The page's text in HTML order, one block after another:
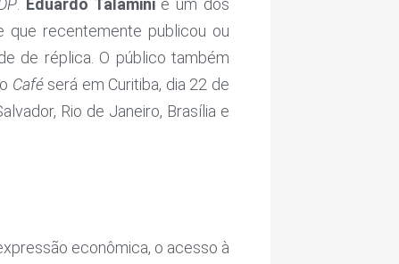
que recentemente publicou ou
de réplica. O público também
Caféserá em Curitiba, dia 22 de
Rio de Janeiro, Brasília e
econômica, o acesso à